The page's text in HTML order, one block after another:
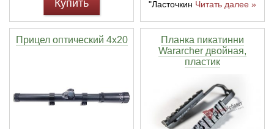
Купить
"Ласточкин Читать далее »
Прицел оптический 4х20
Планка пикатинни
Wararcher двойная,
пластик
Краги для стрельбы
Напальчники для классических луков
Линейки для настройки лука
Ножи известных брендов
Мультитулы
Охотничьи ножи